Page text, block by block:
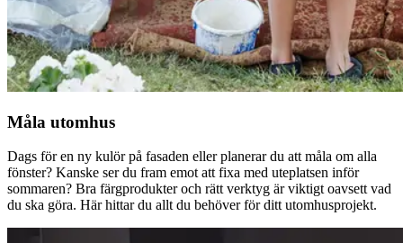
Måla utomhus
Dags för en ny kulör på fasaden eller planerar du att måla om alla
fönster? Kanske ser du fram emot att fixa med uteplatsen inför
sommaren? Bra färgprodukter och rätt verktyg är viktigt oavsett vad
du ska göra. Här hittar du allt du behöver för ditt utomhusprojekt.